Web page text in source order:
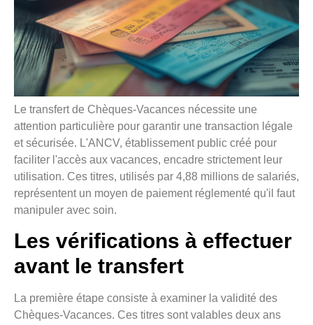
Le transfert de Chèques-Vacances nécessite une
attention particulière pour garantir une transaction légale
et sécurisée. L'ANCV, établissement public créé pour
faciliter l'accès aux vacances, encadre strictement leur
utilisation. Ces titres, utilisés par 4,88 millions de salariés,
représentent un moyen de paiement réglementé qu'il faut
manipuler avec soin.
Les vérifications à effectuer
avant le transfert
La première étape consiste à examiner la validité des
Chèques-Vacances. Ces titres sont valables deux ans